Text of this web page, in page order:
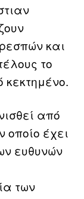
και
το
κεκτημένο.
από
οποίο έχει
ευθυνών
των